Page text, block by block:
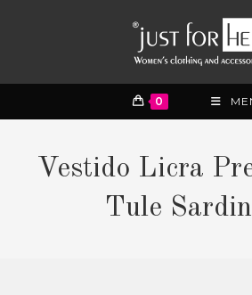
0
Vestido Licra
Tule